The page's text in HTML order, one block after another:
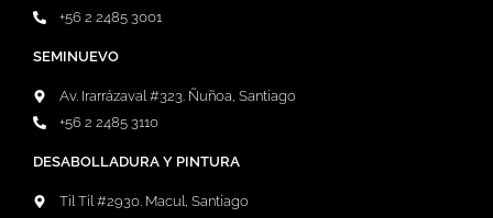
+56 2 2485 3001
SEMINUEVO
Av. Irarrázaval #323. Ñuñoa, Santiago
+56 2 2485 3110
DESABOLLADURA Y PINTURA
Til Til #2930. Macul, Santiago